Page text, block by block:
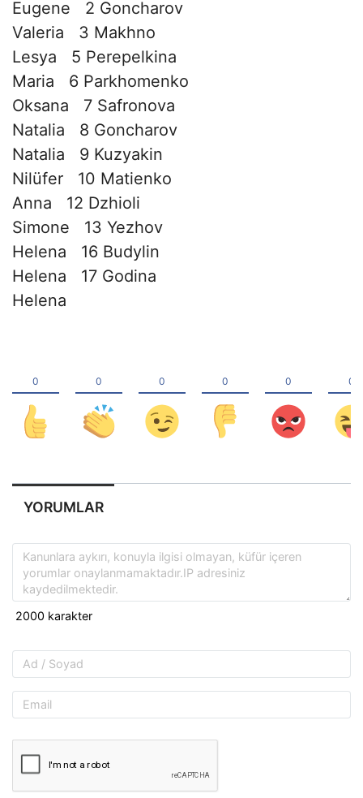
Eugene 2 Goncharov
Valeria 3 Makhno
Lesya 5 Perepelkina
Maria 6 Parkhomenko
Oksana 7 Safronova
Natalia 8 Goncharov
Natalia 9 Kuzyakin
Nilüfer 10 Matienko
Anna 12 Dzhioli
Simone 13 Yezhov
Helena 16 Budylin
Helena 17 Godina
Helena
YORUMLAR